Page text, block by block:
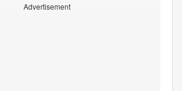
Advertisement